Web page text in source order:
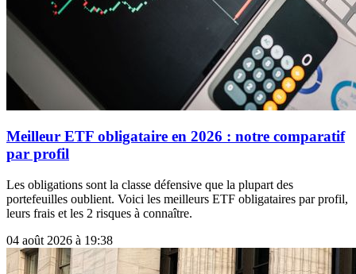
Meilleur ETF obligataire en 2026 : notre comparatif
par profil
Les obligations sont la classe défensive que la plupart des
portefeuilles oublient. Voici les meilleurs ETF obligataires par profil,
leurs frais et les 2 risques à connaître.
04 août 2026 à 19:38